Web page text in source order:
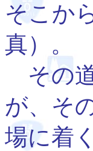
そこか
真）。
その
が、そ
場に着